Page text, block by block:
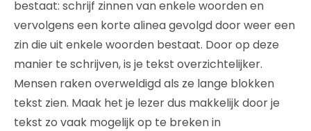
bestaat: schrijf zinnen van enkele woorden en
vervolgens een korte alinea gevolgd door weer een
zin die uit enkele woorden bestaat. Door op deze
manier te schrijven, is je tekst overzichtelijker.
Mensen raken overweldigd als ze lange blokken
tekst zien. Maak het je lezer dus makkelijk door je
tekst zo vaak mogelijk op te breken in